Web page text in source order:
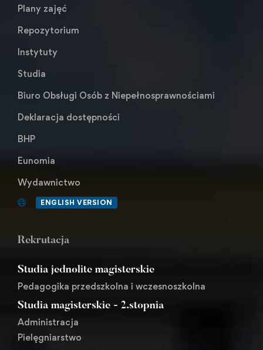
Plany zajęć
Repozytorium
Instytuty
Studia
Biuro Obsługi Osób z Niepełnosprawnościami
Deklaracja dostępności
BHP
Eunomia
Wydawnictwo
ENGLISH VERSION
Rekrutacja
Studia jednolite magisterskie
Pedagogika przedszkolna i wczesnoszkolna
Studia magisterskie - 2.stopnia
Administracja
Pielęgniarstwo